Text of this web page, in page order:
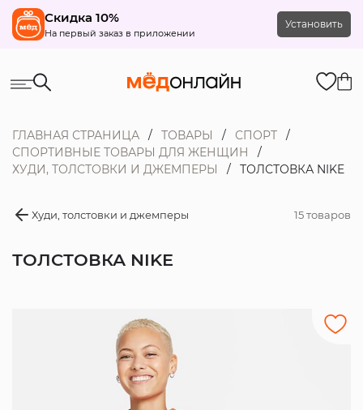
Скидка 10%
На первый заказ в приложении
Установить
ГЛАВНАЯ СТРАНИЦА ТОВАРЫ
СПОРТ
СПОРТИВНЫЕ ТОВАРЫ ДЛЯ ЖЕНЩИН
ХУДИ, ТОЛСТОВКИ И ДЖЕМПЕРЫ
ТОЛСТОВКА NIKE
Худи, толстовки и джемперы 15 товаров
ТОЛСТОВКА NIKE